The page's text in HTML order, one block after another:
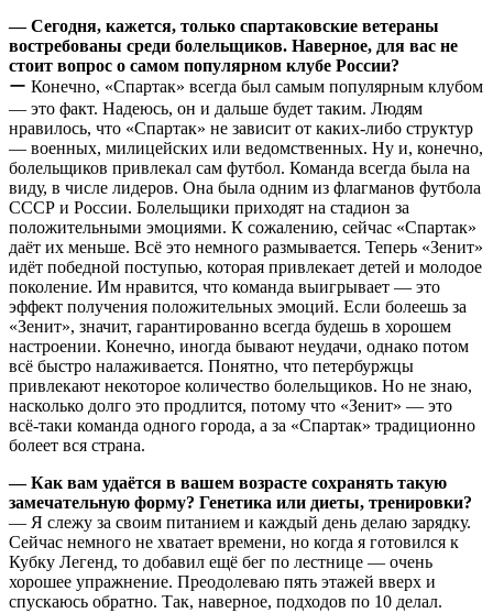
— Сегодня, кажется, только спартаковские ветераны
востребованы среди болельщиков. Наверное, для вас не
стоит вопрос о самом популярном клубе России?
ー Конечно, «Спартак» всегда был самым популярным клубом
— это факт. Надеюсь, он и дальше будет таким. Людям
нравилось, что «Спартак» не зависит от каких-либо структур
— военных, милицейских или ведомственных. Ну и, конечно,
болельщиков привлекал сам футбол. Команда всегда была на
виду, в числе лидеров. Она была одним из флагманов футбола
СССР и России. Болельщики приходят на стадион за
положительными эмоциями. К сожалению, сейчас «Спартак»
даёт их меньше. Всё это немного размывается. Теперь «Зенит»
идёт победной поступью, которая привлекает детей и молодое
поколение. Им нравится, что команда выигрывает — это
эффект получения положительных эмоций. Если болеешь за
«Зенит», значит, гарантированно всегда будешь в хорошем
настроении. Конечно, иногда бывают неудачи, однако потом
всё быстро налаживается. Понятно, что петербуржцы
привлекают некоторое количество болельщиков. Но не знаю,
насколько долго это продлится, потому что «Зенит» — это
всё-таки команда одного города, а за «Спартак» традиционно
болеет вся страна.
— Как вам удаётся в вашем возрасте сохранять такую
замечательную форму? Генетика или диеты, тренировки?
— Я слежу за своим питанием и каждый день делаю зарядку.
Сейчас немного не хватает времени, но когда я готовился к
Кубку Легенд, то добавил ещё бег по лестнице — очень
хорошее упражнение. Преодолеваю пять этажей вверх и
спускаюсь обратно. Так, наверное, подходов по 10 делал.